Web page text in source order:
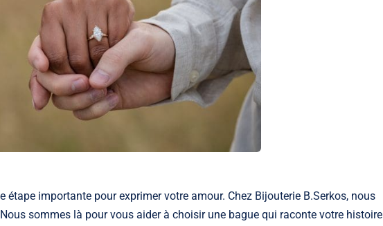
étape importante pour exprimer votre amour. Chez Bijouterie B.Serkos, nous
sommes là pour vous aider à choisir une baguequi raconte votre histoire